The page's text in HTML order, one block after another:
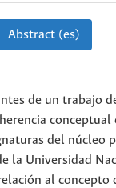
Abstract (es)
de un trabajo
conceptual
del núcleo
la Universidad
al concepto